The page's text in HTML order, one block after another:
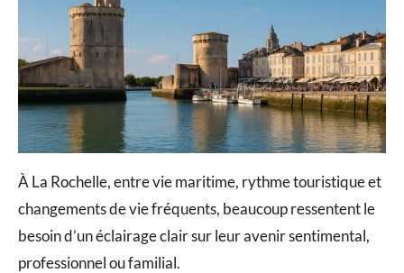
À La Rochelle, entre vie maritime, rythme touristique et
changements de vie fréquents, beaucoup ressentent le
besoin d’un éclairage clair sur leur avenir sentimental,
professionnel ou familial.